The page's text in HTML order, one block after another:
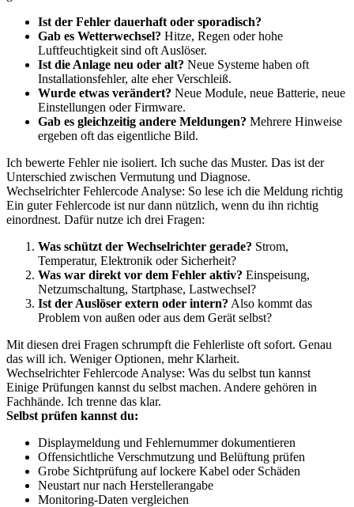
Ist der Fehler dauerhaft oder sporadisch?
Gab es Wetterwechsel? Hitze, Regen oder hohe
Luftfeuchtigkeit sind oft Auslöser.
Ist die Anlage neu oder alt? Neue Systeme haben oft
Installationsfehler, alte eher Verschleiß.
Wurde etwas verändert? Neue Module, neue Batterie, neue
Einstellungen oder Firmware.
Gab es gleichzeitig andere Meldungen? Mehrere Hinweise
ergeben oft das eigentliche Bild.
Ich bewerte Fehler nie isoliert. Ich suche das Muster. Das ist der
Unterschied zwischen Vermutung und Diagnose.
Wechselrichter Fehlercode Analyse: So lese ich die Meldung richtig
Ein guter Fehlercode ist nur dann nützlich, wenn du ihn richtig
einordnest. Dafür nutze ich drei Fragen:
Was schützt der Wechselrichter gerade? Strom,
Temperatur, Elektronik oder Sicherheit?
Was war direkt vor dem Fehler aktiv? Einspeisung,
Netzumschaltung, Startphase, Lastwechsel?
Ist der Auslöser extern oder intern? Also kommt das
Problem von außen oder aus dem Gerät selbst?
Mit diesen drei Fragen schrumpft die Fehlerliste oft sofort. Genau
das will ich. Weniger Optionen, mehr Klarheit.
Wechselrichter Fehlercode Analyse: Was du selbst tun kannst
Einige Prüfungen kannst du selbst machen. Andere gehören in
Fachhände. Ich trenne das klar.
Selbst prüfen kannst du:
Displaymeldung und Fehlernummer dokumentieren
Offensichtliche Verschmutzung und Belüftung prüfen
Grobe Sichtprüfung auf lockere Kabel oder Schäden
Neustart nur nach Herstellerangabe
Monitoring-Daten vergleichen